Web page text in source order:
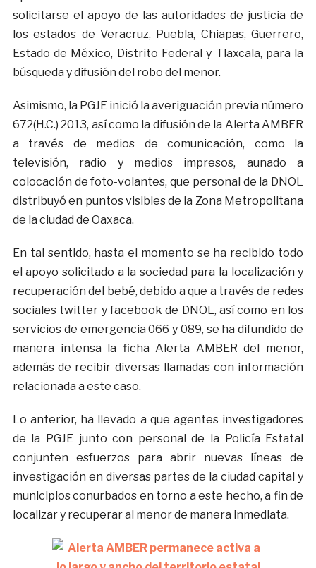
solicitarse el apoyo de las autoridades de justicia de
los estados de Veracruz, Puebla, Chiapas, Guerrero,
Estado de México, Distrito Federal y Tlaxcala, para la
búsqueda y difusión del robo del menor.
Asimismo, la PGJE inició la averiguación previa número
672(H.C.) 2013, así como la difusión de la Alerta AMBER
a través de medios de comunicación, como la
televisión, radio y medios impresos, aunado a
colocación de foto-volantes, que personal de la DNOL
distribuyó en puntos visibles de la Zona Metropolitana
de la ciudad de Oaxaca.
En tal sentido, hasta el momento se ha recibido todo
el apoyo solicitado a la sociedad para la localización y
recuperación del bebé, debido a que a través de redes
sociales twitter y facebook de DNOL, así como en los
servicios de emergencia 066 y 089, se ha difundido de
manera intensa la ficha Alerta AMBER del menor,
además de recibir diversas llamadas con información
relacionada a este caso.
Lo anterior, ha llevado a que agentes investigadores
de la PGJE junto con personal de la Policía Estatal
conjunten esfuerzos para abrir nuevas líneas de
investigación en diversas partes de la ciudad capital y
municipios conurbados en torno a este hecho, a fin de
localizar y recuperar al menor de manera inmediata.